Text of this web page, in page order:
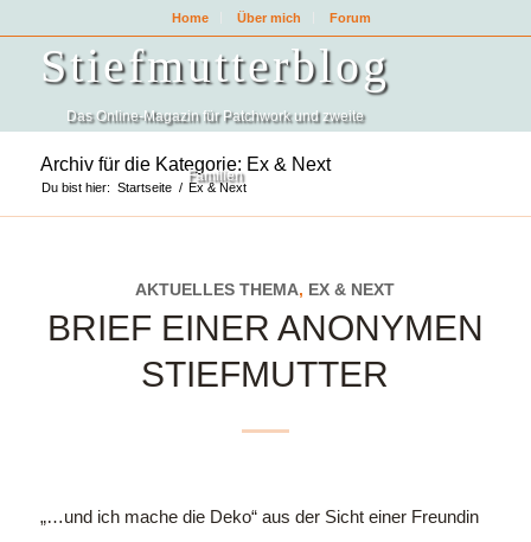
Home Über mich Forum
Stiefmutterblog
Das Online-Magazin für Patchwork und zweite
Familien
Archiv für die Kategorie: Ex & Next
Du bist hier: Startseite / Ex & Next
AKTUELLES THEMA, EX & NEXT
BRIEF EINER ANONYMEN
STIEFMUTTER
„…und ich mache die Deko“ aus der Sicht einer Freundin